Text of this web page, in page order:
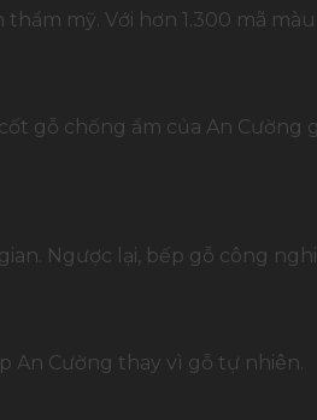
mỹ. Với hơn 1.300 mã
gỗ chống ẩm của An Cường
Ngược lại, bếp gỗ công
An Cường thay vì gỗ tự nhiên.